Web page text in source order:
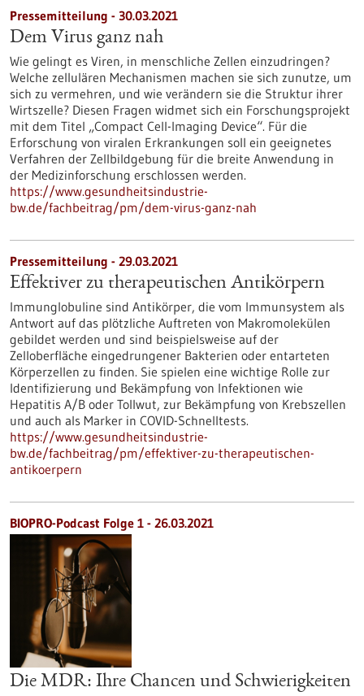
Pressemitteilung - 30.03.2021
Dem Virus ganz nah
Wie gelingt es Viren, in menschliche Zellen einzudringen?
Welche zellulären Mechanismen machen sie sich zunutze, um
sich zu vermehren, und wie verändern sie die Struktur ihrer
Wirtszelle? Diesen Fragen widmet sich ein Forschungsprojekt
mit dem Titel „Compact Cell-Imaging Device“. Für die
Erforschung von viralen Erkrankungen soll ein geeignetes
Verfahren der Zellbildgebung für die breite Anwendung in
der Medizinforschung erschlossen werden.
https://www.gesundheitsindustrie-
bw.de/fachbeitrag/pm/dem-virus-ganz-nah
Pressemitteilung - 29.03.2021
Effektiver zu therapeutischen Antikörpern
Immunglobuline sind Antikörper, die vom Immunsystem als
Antwort auf das plötzliche Auftreten von Makromolekülen
gebildet werden und sind beispielsweise auf der
Zelloberfläche eingedrungener Bakterien oder entarteten
Körperzellen zu finden. Sie spielen eine wichtige Rolle zur
Identifizierung und Bekämpfung von Infektionen wie
Hepatitis A/B oder Tollwut, zur Bekämpfung von Krebszellen
und auch als Marker in COVID-Schnelltests.
https://www.gesundheitsindustrie-
bw.de/fachbeitrag/pm/effektiver-zu-therapeutischen-
antikoerpern
BIOPRO-Podcast Folge 1 - 26.03.2021
Die MDR: Ihre Chancen und Schwierigkeiten